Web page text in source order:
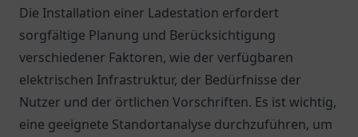
Die Installation einer Ladestation erfordert
sorgfältige Planung und Berücksichtigung
verschiedener Faktoren, wie der verfügbaren
elektrischen Infrastruktur, der Bedürfnisse der
Nutzer und der örtlichen Vorschriften. Es ist wichtig,
eine geeignete Standortanalyse durchzuführen, um